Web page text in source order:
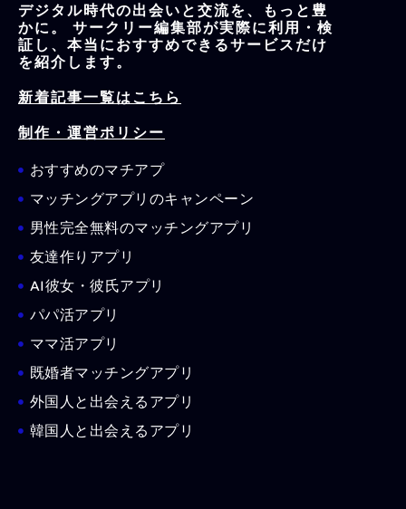
デジタル時代の出会いと交流を、もっと豊
かに。 サークリー編集部が実際に利用・検
証し、本当におすすめできるサービスだけ
を紹介します。
新着記事一覧はこちら
制作・運営ポリシー
おすすめのマチアプ
マッチングアプリのキャンペーン
男性完全無料のマッチングアプリ
友達作りアプリ
AI彼女・彼氏アプリ
パパ活アプリ
ママ活アプリ
既婚者マッチングアプリ
外国人と出会えるアプリ
韓国人と出会えるアプリ